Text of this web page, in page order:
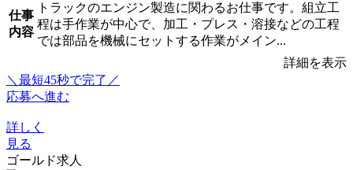
仕事
内容
トラックのエンジン製造に関わるお仕事です。組立工
程は手作業が中心で、加工・プレス・溶接などの工程
では部品を機械にセットする作業がメイン...
詳細を表示
＼最短45秒で完了／
応募へ進む
詳しく
見る
ゴールド求人